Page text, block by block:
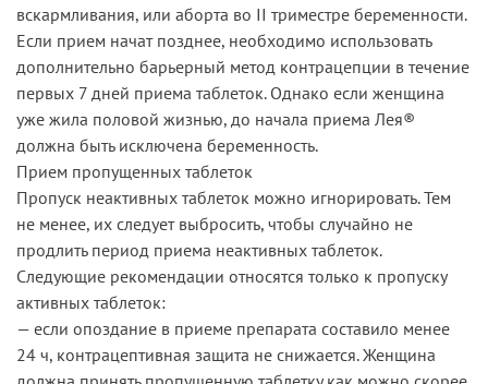
вскармливания, или аборта во II триместре беременности.
Если прием начат позднее, необходимо использовать
дополнительно барьерный метод контрацепции в течение
первых 7 дней приема таблеток. Однако если женщина
уже жила половой жизнью, до начала приема Лея®
должна быть исключена беременность.
Прием пропущенных таблеток
Пропуск неактивных таблеток можно игнорировать. Тем
не менее, их следует выбросить, чтобы случайно не
продлить период приема неактивных таблеток.
Следующие рекомендации относятся только к пропуску
активных таблеток:
— если опоздание в приеме препарата составило менее
24 ч, контрацептивная защита не снижается. Женщина